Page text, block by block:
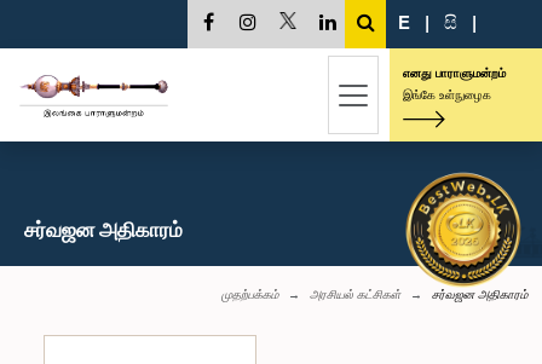
E | සි |
எனது பாராளுமன்றம்
இங்கே உள்நுழைக
சர்வஜன அதிகாரம்
முதற்பக்கம் அரசியல் கட்சிகள் சர்வஜன அதிகாரம்